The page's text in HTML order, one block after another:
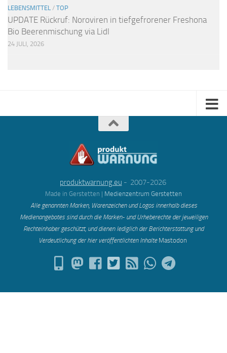
LEBENSMITTEL / TOP
UPDATE Rückruf: Noroviren in tiefgefrorener Freshona
Bio Beerenmischung via Lidl
24 JULI, 2026
produktwarnung.eu - 2007-2026
Made in Gerstetten | Medienzentrum Gerstetten
Alle genannten Marken, Warenzeichen und Logos innerhalb dieses
Medienangebotes sind durch die Marken- und Urheberechte der jeweiligen
Rechteinhaber geschützt, und dienen lediglich der Berichterstattung und
Verdeutlichung der hier veröffentlichten Inhalte Mastodon